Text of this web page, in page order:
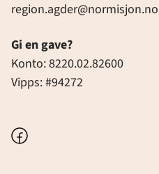
region.agder@normisjon.no
Gi en gave?
Konto: 8220.02.82600
Vipps: #94272
Facebook